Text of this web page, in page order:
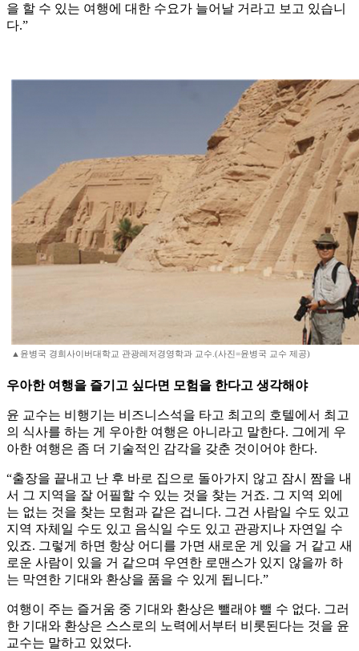
을 할 수 있는 여행에 대한 수요가 늘어날 거라고 보고 있습니
다.”
▲윤병국 경희사이버대학교 관광레저경영학과 교수.(사진=윤병국 교수 제공)
우아한 여행을 즐기고 싶다면 모험을 한다고 생각해야
윤 교수는 비행기는 비즈니스석을 타고 최고의 호텔에서 최고
의 식사를 하는 게 우아한 여행은 아니라고 말한다. 그에게 우
아한 여행은 좀 더 기술적인 감각을 갖춘 것이어야 한다.
“출장을 끝내고 난 후 바로 집으로 돌아가지 않고 잠시 짬을 내
서 그 지역을 잘 어필할 수 있는 것을 찾는 거죠. 그 지역 외에
는 없는 것을 찾는 모험과 같은 겁니다. 그건 사람일 수도 있고
지역 자체일 수도 있고 음식일 수도 있고 관광지나 자연일 수
있죠. 그렇게 하면 항상 어디를 가면 새로운 게 있을 거 같고 새
로운 사람이 있을 거 같으며 우연한 로맨스가 있지 않을까 하
는 막연한 기대와 환상을 품을 수 있게 됩니다.”
여행이 주는 즐거움 중 기대와 환상은 뺄래야 뺄 수 없다. 그러
한 기대와 환상은 스스로의 노력에서부터 비롯된다는 것을 윤
교수는 말하고 있었다.